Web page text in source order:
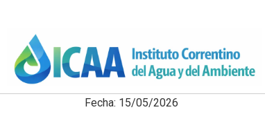
Fecha: 15/05/2026